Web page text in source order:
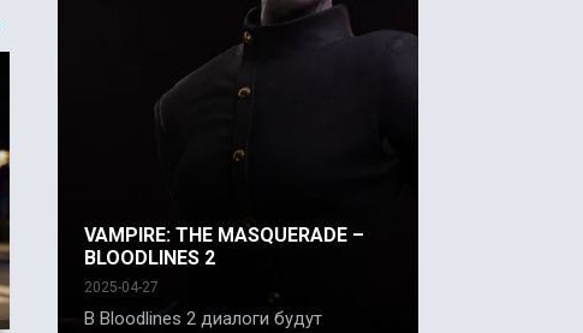
VAMPIRE: THE MASQUERADE –
BLOODLINES 2
2025-04-27
В Bloodlines 2 диалоги будут